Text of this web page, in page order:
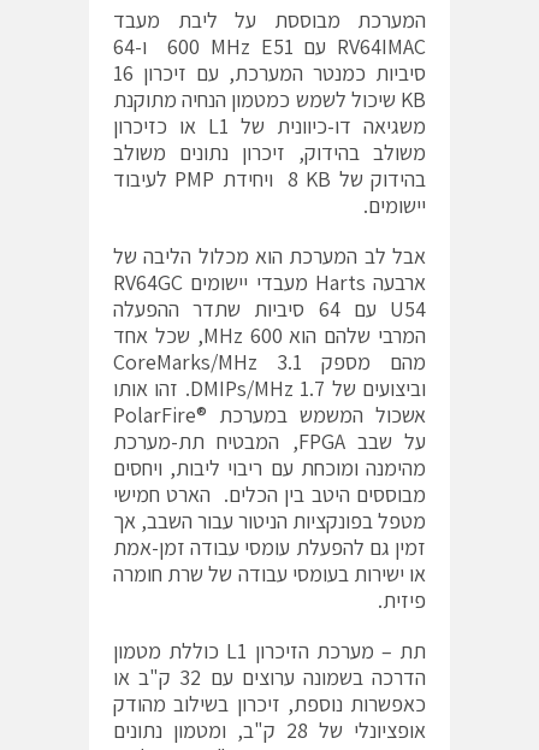
המערכת מבוססת על ליבת מעבד
RV64IMAC עם ‎ 600 MHz E51 ו-64
סיביות כמנטר המערכת, עם זיכרון 16
KB שיכול לשמש כמטמון הנחיה מתוקנת
משגיאה דו-כיוונית של L1 או כזיכרון
משולב בהידוק, זיכרון נתונים משולב
בהידוק של ‎ 8 KB ויחידת PMP לעיבוד
יישומים.
אבל לב המערכת הוא מכלול הליבה של
ארבעה Harts מעבדי יישומים RV64GC
U54 עם 64 סיביות שתדר ההפעלה
המרבי שלהם הוא 600 MHz, שכל אחד
מהם מספק 3.1 CoreMarks/MHz
וביצועים של 1.7 DMIPs/MHz. זהו אותו
אשכול המשמש במערכת PolarFire®‎
על שבב FPGA, המבטיח תת-מערכת
מהימנה ומוכחת עם ריבוי ליבות, ויחסים
מבוססים היטב בין הכלים. הארט חמישי
מטפל בפונקציות הניטור עבור השבב, אך
זמין גם להפעלת עומסי עבודה זמן-אמת
או ישירות בעומסי עבודה של שרת חומרה
פיזית.
תת – מערכת הזיכרון L1 כוללת מטמון
הדרכה בשמונה ערוצים עם 32 ק"ב או
כאפשרות נוספת, זיכרון בשילוב מהודק
אופציונלי של 28 ק"ב, ומטמון נתונים